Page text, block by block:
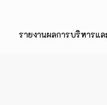
รายงานผลการบริหาร